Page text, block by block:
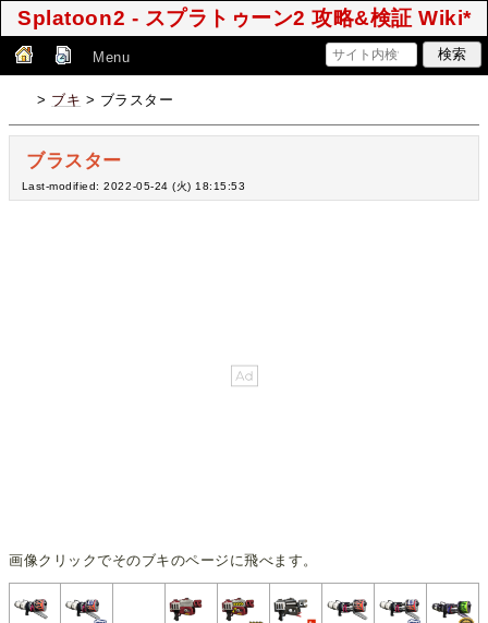
Splatoon2 - スプラトゥーン2 攻略&検証 Wiki*
Menu
> ブキ > ブラスター
ブラスター
Last-modified: 2022-05-24 (火) 18:15:53
画像クリックでそのブキのページに飛べます。